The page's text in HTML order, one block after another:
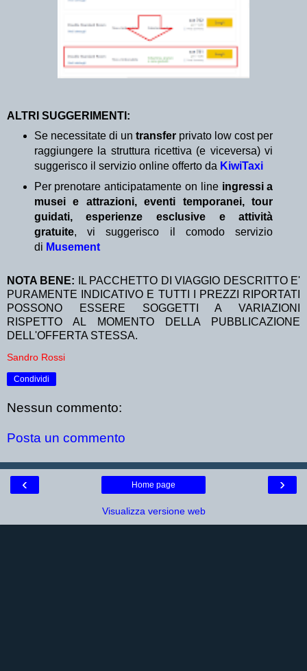
ALTRI SUGGERIMENTI:
Se necessitate di un transfer privato low cost per
raggiungere la struttura ricettiva (e viceversa) vi
suggerisco il servizio online offerto da KiwiTaxi
Per prenotare anticipatamente on line ingressi a
musei e attrazioni, eventi temporanei, tour
guidati, esperienze esclusive e attività
gratuite, vi suggerisco il comodo servizio
di Musement
NOTA BENE:
IL PACCHETTO DI VIAGGIO DESCRITTO E'
PURAMENTE INDICATIVO E TUTTI I PREZZI RIPORTATI
POSSONO ESSERE SOGGETTI A VARIAZIONI
RISPETTO AL MOMENTO DELLA PUBBLICAZIONE
DELL'OFFERTA STESSA.
Sandro Rossi
Condividi
Nessun commento:
Posta un commento
‹ ›
Home page
Visualizza versione web